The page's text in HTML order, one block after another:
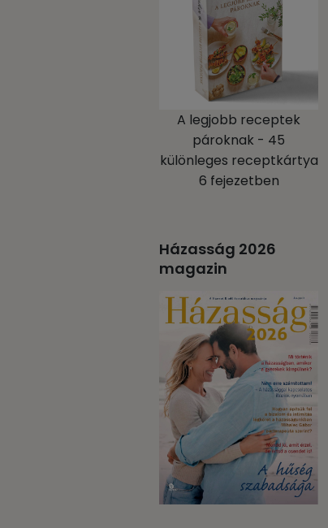
A legjobb receptek
pároknak - 45
különleges receptkártya
6 fejezetben
Házasság 2026
magazin